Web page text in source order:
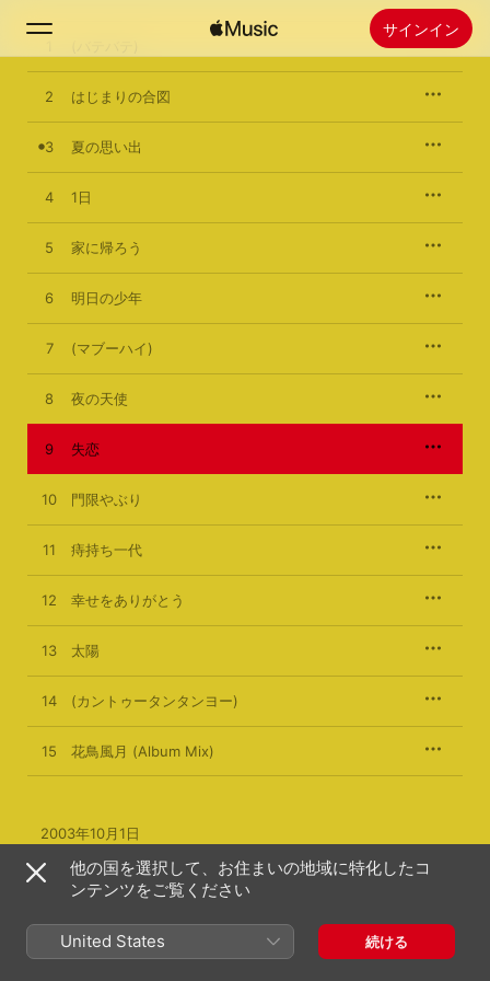
サインイン
検索
ホーム
新着おすすめ
ラジオ
Apple Musicをインストール
にもなっている"夏の思い出"と共に、"はじまりの合図"の2曲はCM
ソングにも採用された。加えて、全面的にレゲエテイストを取り入
れた"太陽"、ファンの間でも名曲と名高い"夜の天使"、"失恋"などを
収録。そんなケツメイシ・ワールド全開の中、しっとりと自然界の
普遍性を説いた"花鳥風月(Album Mix)"は異彩を放ち、アルバムに深
2 はじまりの合図
3 夏の思い出
4 1日
5 家に帰ろう
6 明日の少年
7 (マブーハイ)
8 夜の天使
9 失恋
10 門限やぶり
11 痔持ち一代
12 幸せをありがとう
13 太陽
14 (カントゥータンタンヨー)
15 花鳥風月 (Album Mix)
2003年10月1日
℗ TV ASAHI MUSIC CO.,LTD
他の国を選択して、お住まいの地域に特化したコ
ンテンツをご覧ください
United States 続ける